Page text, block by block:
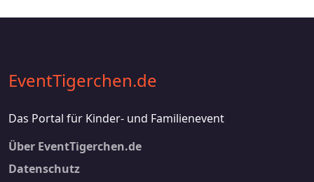
EventTigerchen.de
Das Portal für Kinder- und Familienevent
Footer 2
Über EventTigerchen.de
Datenschutz